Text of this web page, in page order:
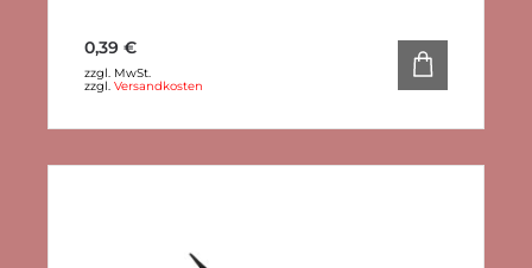
0,39 €
zzgl. MwSt.
zzgl. Versandkosten